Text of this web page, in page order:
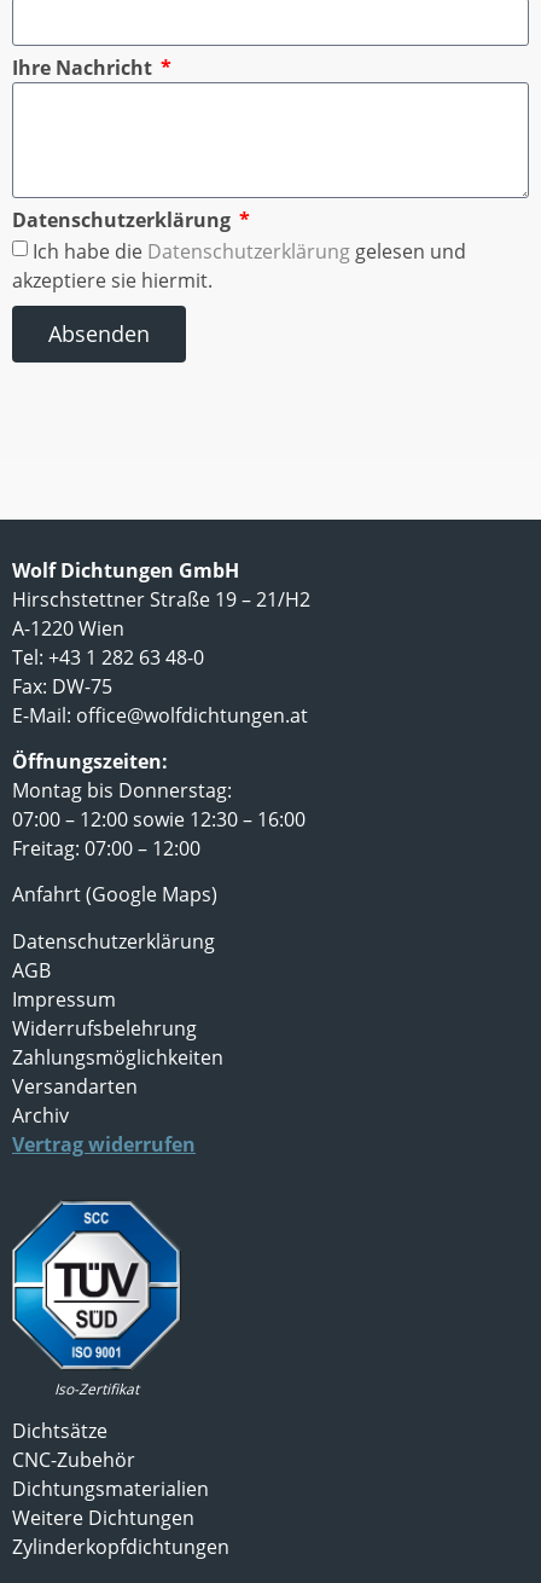
Ihre Nachricht
Datenschutzerklärung
Ich habe die Datenschutzerklärung gelesen und
akzeptiere sie hiermit.
Absenden
Wolf Dichtungen GmbH
Hirschstettner Straße 19 – 21/H2
A-1220 Wien
Tel: +43 1 282 63 48-0
Fax: DW-75
E-Mail: office@wolfdichtungen.at
Öffnungszeiten:
Montag bis Donnerstag:
07:00 – 12:00 sowie 12:30 – 16:00
Freitag: 07:00 – 12:00
Anfahrt (Google Maps)
Datenschutzerklärung
AGB
Impressum
Widerrufsbelehrung
Zahlungsmöglichkeiten
Versandarten
Archiv
Vertrag widerrufen
Iso-Zertifikat
Dichtsätze
CNC-Zubehör
Dichtungsmaterialien
Weitere Dichtungen
Zylinderkopfdichtungen